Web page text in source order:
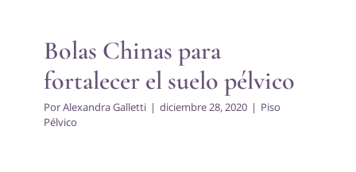
Bolas Chinas para
fortalecer el suelo pélvico
PorAlexandra Galletti | diciembre 28, 2020 | Piso
Pélvico